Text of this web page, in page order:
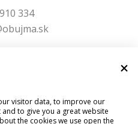
334
visitor data, to improve our
to give you a great website
the cookies we use open the